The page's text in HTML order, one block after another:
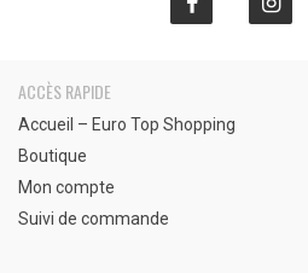
ACCÈS RAPIDE
Accueil – Euro Top Shopping
Boutique
Mon compte
Suivi de commande